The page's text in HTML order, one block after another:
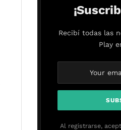
Recibí todas las
Play
Al registrarse,